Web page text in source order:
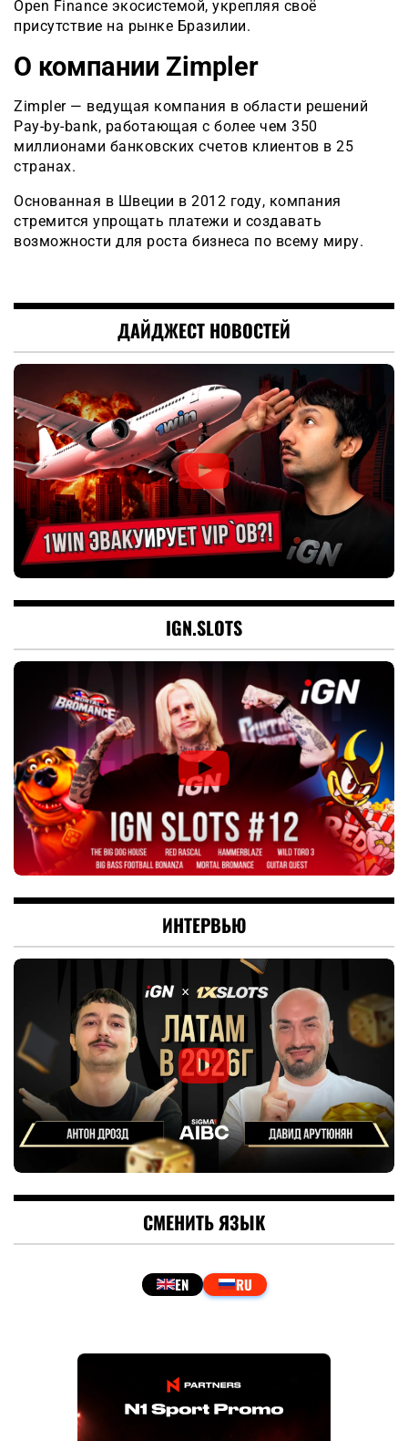
Open Finance экосистемой, укрепляя своё
присутствие на рынке Бразилии.
О компании Zimpler
Zimpler — ведущая компания в области решений
Pay-by-bank, работающая с более чем 350
миллионами банковских счетов клиентов в 25
странах.
Основанная в Швеции в 2012 году, компания
стремится упрощать платежи и создавать
возможности для роста бизнеса по всему миру.
ДАЙДЖЕСТ НОВОСТЕЙ
IGN.SLOTS
ИНТЕРВЬЮ
СМЕНИТЬ ЯЗЫК